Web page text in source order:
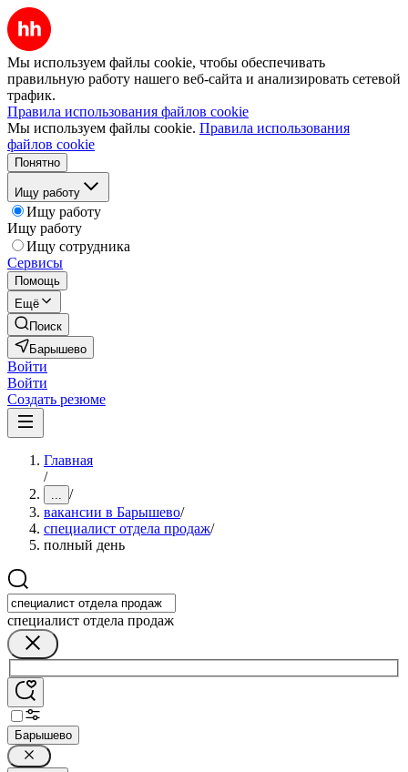
Мы используем файлы cookie, чтобы обеспечивать
правильную работу нашего веб-сайта и анализировать сетевой
трафик.
Правила использования файлов cookie
Мы используем файлы cookie. Правила использования
файлов cookie
Понятно
Ищу работу
Ищу работу
Ищу работу
Ищу сотрудника
Сервисы
Помощь
Ещё
Поиск
Барышево
Войти
Войти
Создать резюме
Главная
/
... /
вакансии в Барышево/
специалист отдела продаж/
полный день
специалист отдела продаж
Барышево